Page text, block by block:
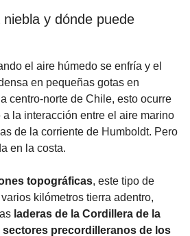
y dónde puede
el aire húmedo se enfría y el
en pequeñas gotas en
centro-norte de Chile, esto ocurre
la interacción entre el aire marino
de la corriente de Humboldt. Pero
en la costa.
topográficas, este tipo de
kilómetros tierra adentro,
laderas de la Cordillera de la
sectores precordilleranos de los